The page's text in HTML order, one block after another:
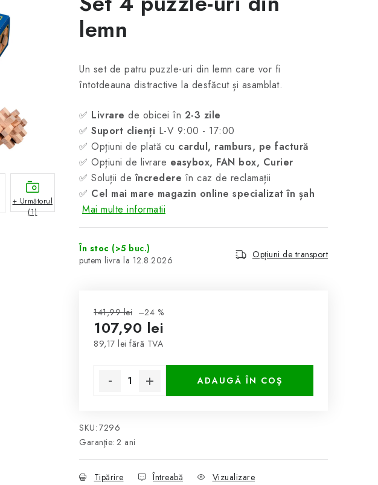
lemn
Un set de patru puzzle-uri din lemn care vor fi
întotdeauna distractive la desfăcut și asamblat.
✅ Livrare de obicei în 2-3 zile
✅ Suport clienți L-V 9:00 - 17:00
✅ Opțiuni de plată cu cardul, ramburs, pe factură
✅ Opțiuni de livrare easybox, FAN box, Curier
✅ Soluții deîncredere în caz de reclamații
✅ Cel mai mare magazin online specializat în șah
Mai multe informatii
În stoc (>5 buc.)
12.8.2026
Opțiuni de transport
141,99 lei –24 %
107,90 lei
89,17 lei fără TVA
ADAUGĂ ÎN COŞ
SKU: 7296
Garanţie: 2 ani
Tipărire Întreabă
Vizualizare
+ Următorul
(1)